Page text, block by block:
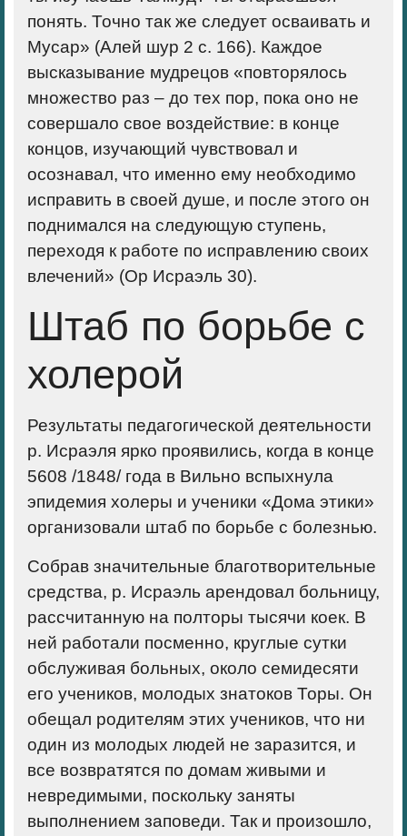
понять. Точно так же следует осваивать и
Мусар» (Алей шур 2 с. 166). Каждое
высказывание мудрецов «повторялось
множество раз – до тех пор, пока оно не
совершало свое воздействие: в конце
концов, изучающий чувствовал и
осознавал, что именно ему необходимо
исправить в своей душе, и после этого он
поднимался на следующую ступень,
переходя к работе по исправлению своих
влечений» (Ор Исраэль 30).
Штаб по борьбе с
холерой
Результаты педагогической деятельности
р. Исраэля ярко проявились, когда в конце
5608 /1848/ года в Вильно вспыхнула
эпидемия холеры и ученики «Дома этики»
организовали штаб по борьбе с болезнью.
Собрав значительные благотворительные
средства, р. Исраэль арендовал больницу,
рассчитанную на полторы тысячи коек. В
ней работали посменно, круглые сутки
обслуживая больных, около семидесяти
его учеников, молодых знатоков Торы. Он
обещал родителям этих учеников, что ни
один из молодых людей не заразится, и
все возвратятся по домам живыми и
невредимыми, поскольку заняты
выполнением заповеди. Так и произошло,